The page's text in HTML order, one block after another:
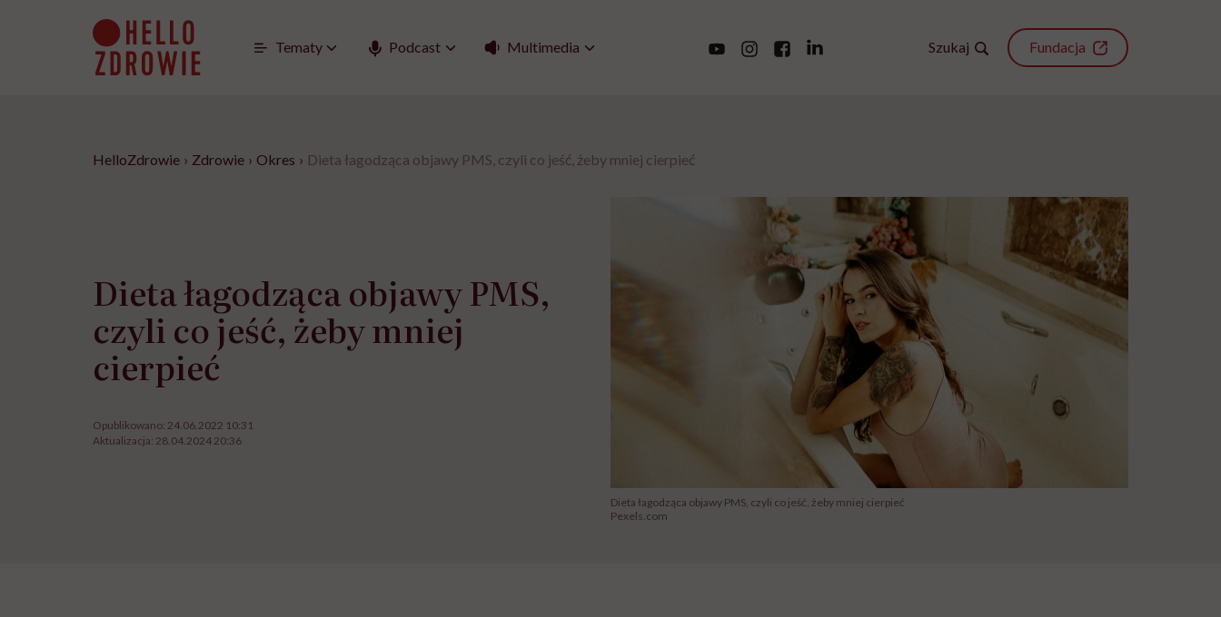
Tematy Podcast Multimedia Szukaj Fundacja
HelloZdrowie › Zdrowie › Okres › Dieta łagodząca objawy PMS, czyli co jeść, żeby mniej cierpieć
Dieta łagodząca objawy PMS,
czyli co jeść, żeby mniej
cierpieć
Opublikowano: 24.06.2022 10:31
Aktualizacja: 28.04.2024 20:36
Dieta łagodząca objawy PMS, czyli co jeść, żeby mniej cierpieć
Pexels.com